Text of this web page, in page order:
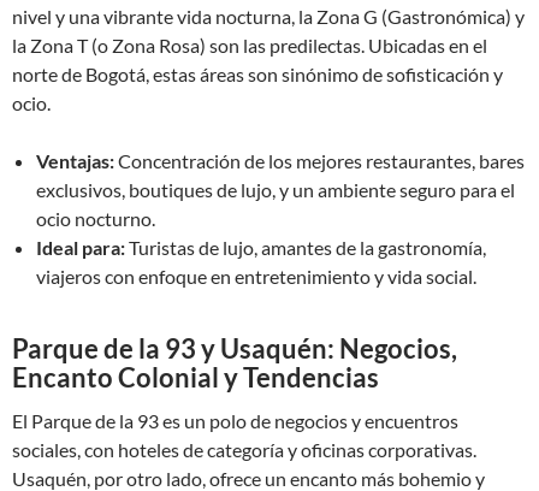
nivel y una vibrante vida nocturna, la Zona G (Gastronómica) y
la Zona T (o Zona Rosa) son las predilectas. Ubicadas en el
norte de Bogotá, estas áreas son sinónimo de sofisticación y
ocio.
Ventajas:Concentración de los mejores restaurantes, bares
exclusivos, boutiques de lujo, y un ambiente seguro para el
ocio nocturno.
Ideal para:Turistas de lujo, amantes de la gastronomía,
viajeros con enfoque en entretenimiento y vida social.
Parque de la 93 y Usaquén: Negocios,
Encanto Colonial y Tendencias
El Parque de la 93 es un polo de negocios y encuentros
sociales, con hoteles de categoría y oficinas corporativas.
Usaquén, por otro lado, ofrece un encanto más bohemio y